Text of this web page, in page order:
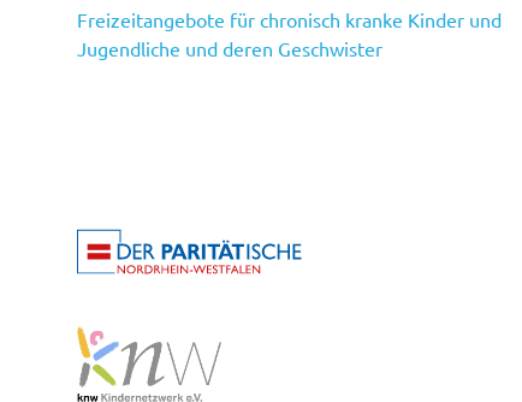
Freizeitangebote für chronisch kranke Kinder und
Jugendliche und deren Geschwister